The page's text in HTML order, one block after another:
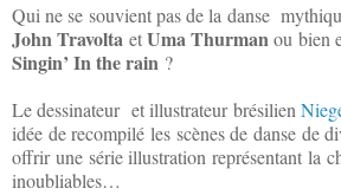
Qui ne se souvient pas de la danse
John Travolta etUma Thurmanou bien
Singin’ In the rain ?
Le dessinateur et illustrateur brésilien
idée de recompilé les scènes de danse de
offrir une série illustration représentant la
inoubliables…